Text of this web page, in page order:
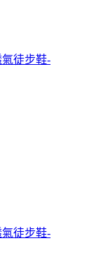
氣徒步鞋-
氣徒步鞋-